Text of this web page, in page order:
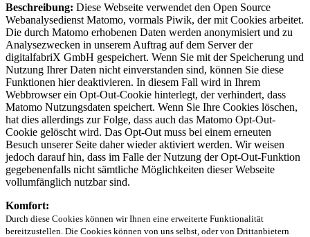
Beschreibung: Diese Webseite verwendet den Open Source
Webanalysedienst Matomo, vormals Piwik, der mit Cookies arbeitet.
Die durch Matomo erhobenen Daten werden anonymisiert und zu
Analysezwecken in unserem Auftrag auf dem Server der
digitalfabriX GmbH gespeichert. Wenn Sie mit der Speicherung und
Nutzung Ihrer Daten nicht einverstanden sind, können Sie diese
Funktionen hier deaktivieren. In diesem Fall wird in Ihrem
Webbrowser ein Opt-Out-Cookie hinterlegt, der verhindert, dass
Matomo Nutzungsdaten speichert. Wenn Sie Ihre Cookies löschen,
hat dies allerdings zur Folge, dass auch das Matomo Opt-Out-
Cookie gelöscht wird. Das Opt-Out muss bei einem erneuten
Besuch unserer Seite daher wieder aktiviert werden. Wir weisen
jedoch darauf hin, dass im Falle der Nutzung der Opt-Out-Funktion
gegebenenfalls nicht sämtliche Möglichkeiten dieser Webseite
vollumfänglich nutzbar sind.
Komfort:
Durch diese Cookies können wir Ihnen eine erweiterte Funktionalität
bereitzustellen. Die Cookies können von uns selbst, oder von Drittanbietern